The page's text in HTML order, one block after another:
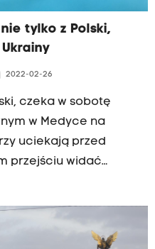
tylko z Polski,
2022-02-26
czeka w sobotę
w Medyce na
uciekają przed
przejściu widać